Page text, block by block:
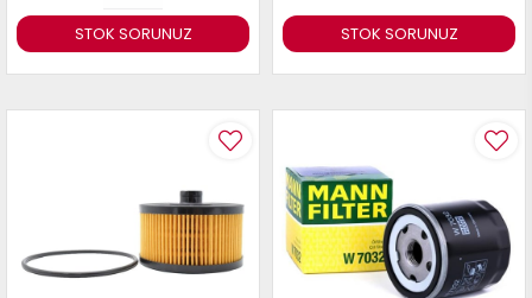
STOK SORUNUZ STOK SORUNUZ